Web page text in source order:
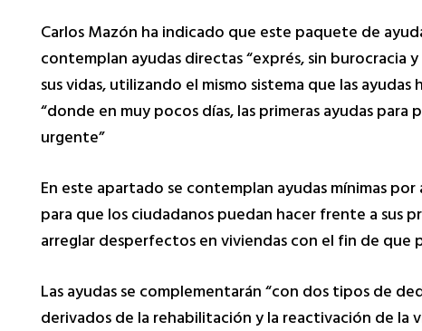
Carlos Mazón ha indicado que este paquete de
contemplan ayudas directas “exprés, sin
sus vidas, utilizando el mismo sistema que las
“donde en muy pocos días, las primeras ayudas
urgente”
En este apartado se contemplan ayudas mínimas
para que los ciudadanos puedan hacer frente a sus
arreglar desperfectos en viviendas con el fin de que
Las ayudas se complementarán “con dos tipos de
derivados de la rehabilitación y la reactivación de la